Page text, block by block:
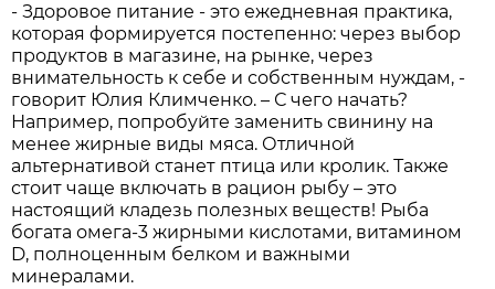
- Здоровое питание - это ежедневная практика,
которая формируется постепенно: через выбор
продуктов в магазине, на рынке, через
внимательность к себе и собственным нуждам, -
говорит Юлия Климченко. – С чего начать?
Например, попробуйте заменить свинину на
менее жирные виды мяса. Отличной
альтернативой станет птица или кролик. Также
стоит чаще включать в рацион рыбу – это
настоящий кладезь полезных веществ! Рыба
богата омега-3 жирными кислотами, витамином
D, полноценным белком и важными
минералами.